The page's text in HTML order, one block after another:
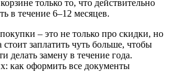
только то, что действительно
в течение 6–12 месяцев.
– это не только про скидки, но
заплатить чуть больше, чтобы
делать замену в течение года.
как оформить все документы